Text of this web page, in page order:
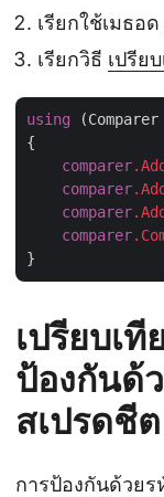
เรียกใช้เมธอด
เรียกวิธี เปรีย
using
{
comparer.Add
comparer.Add
comparer.Add
comparer
เปรียบเ
ป้องกันด้
สเปรดชี
การป้องกันด้วยร